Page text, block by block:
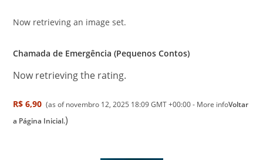
Now retrieving an image set.
Chamada de Emergência (Pequenos Contos)
Now retrieving the rating.
R$ 6,90 (as of novembro 12, 2025 18:09 GMT +00:00 - More infoVoltar
a Página Inicial.)